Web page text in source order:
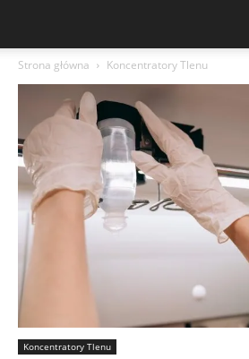
Strona główna Koncentratory Tlenu
Koncentratory Tlenu